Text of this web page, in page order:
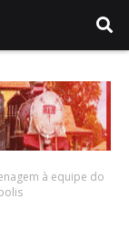
à equipe do